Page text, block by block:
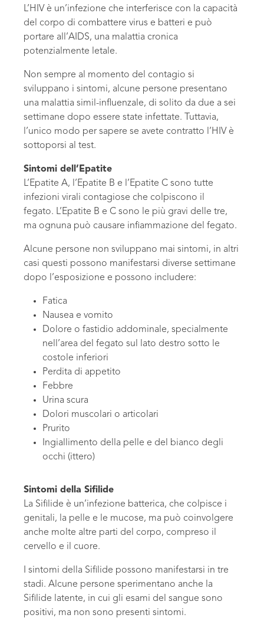
L’HIV è un’infezione che interferisce con la capacità
del corpo di combattere virus e batteri e può
portare all’AIDS, una malattia cronica
potenzialmente letale.
Non sempre al momento del contagio si
sviluppano i sintomi, alcune persone presentano
una malattia simil-influenzale, di solito da due a sei
settimane dopo essere state infettate. Tuttavia,
l’unico modo per sapere se avete contratto l’HIV è
sottoporsi al test.
Sintomi dell’Epatite
L’Epatite A, l’Epatite B e l’Epatite C sono tutte
infezioni virali contagiose che colpiscono il
fegato. L’Epatite B e C sono le più gravi delle tre,
ma ognuna può causare infiammazione del fegato.
Alcune persone non sviluppano mai sintomi, in altri
casi questi possono manifestarsi diverse settimane
dopo l’esposizione e possono includere:
Fatica
Nausea e vomito
Dolore o fastidio addominale, specialmente
nell’area del fegato sul lato destro sotto le
costole inferiori
Perdita di appetito
Febbre
Urina scura
Dolori muscolari o articolari
Prurito
Ingiallimento della pelle e del bianco degli
occhi (ittero)
Sintomi della Sifilide
La Sifilide è un’infezione batterica, che colpisce i
genitali, la pelle e le mucose, ma può coinvolgere
anche molte altre parti del corpo, compreso il
cervello e il cuore.
I sintomi della Sifilide possono manifestarsi in tre
stadi. Alcune persone sperimentano anche la
Sifilide latente, in cui gli esami del sangue sono
positivi, ma non sono presenti sintomi.